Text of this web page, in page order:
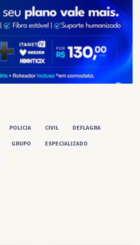
POLICIA CIVIL DEFLAGRA
GRUPO ESPECIALIZADO